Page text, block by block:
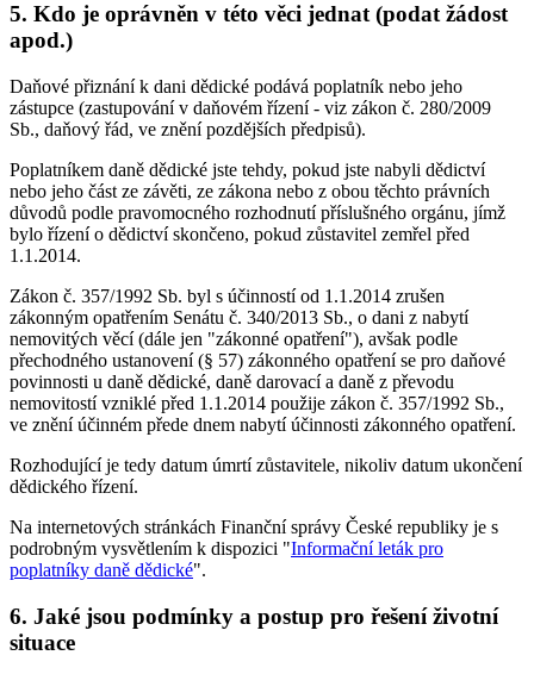
5. Kdo je oprávněn v této věci jednat (podat žádost
apod.)
Daňové přiznání k dani dědické podává poplatník nebo jeho
zástupce (zastupování v daňovém řízení - viz zákon č. 280/2009
Sb., daňový řád, ve znění pozdějších předpisů).
Poplatníkem daně dědické jste tehdy, pokud jste nabyli dědictví
nebo jeho část ze závěti, ze zákona nebo z obou těchto právních
důvodů podle pravomocného rozhodnutí příslušného orgánu, jímž
bylo řízení o dědictví skončeno, pokud zůstavitel zemřel před
1.1.2014.
Zákon č. 357/1992 Sb. byl s účinností od 1.1.2014 zrušen
zákonným opatřením Senátu č. 340/2013 Sb., o dani z nabytí
nemovitých věcí (dále jen "zákonné opatření"), avšak podle
přechodného ustanovení (§ 57) zákonného opatření se pro daňové
povinnosti u daně dědické, daně darovací a daně z převodu
nemovitostí vzniklé před 1.1.2014 použije zákon č. 357/1992 Sb.,
ve znění účinném přede dnem nabytí účinnosti zákonného opatření.
Rozhodující je tedy datum úmrtí zůstavitele, nikoliv datum ukončení
dědického řízení.
Na internetových stránkách Finanční správy České republiky je s
podrobným vysvětlením k dispozici "Informační leták pro
poplatníky daně dědické".
6. Jaké jsou podmínky a postup pro řešení životní
situace